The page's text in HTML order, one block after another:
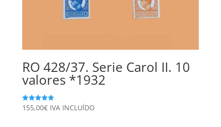
RO 428/37. Serie Carol II. 10
valores *1932
Valorado
con
155,00€ IVA INCLUÍDO